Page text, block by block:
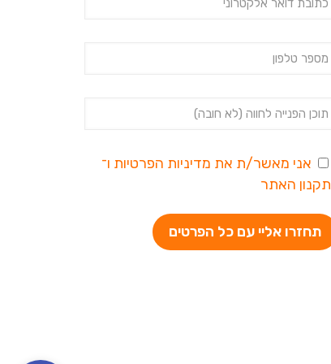
אני מאשר/ת את מדיניות הפרטיות ו־
תקנון האתר